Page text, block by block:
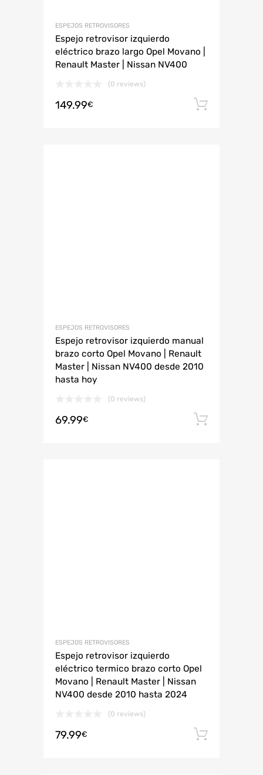
ESPEJOS RETROVISORES
Espejo retrovisor izquierdo
eléctrico brazo largo Opel Movano |
Renault Master | Nissan NV400
(0 reviews)
149.99€
ESPEJOS RETROVISORES
Espejo retrovisor izquierdo manual
brazo corto Opel Movano | Renault
Master | Nissan NV400 desde 2010
hasta hoy
(0 reviews)
69.99€
ESPEJOS RETROVISORES
Espejo retrovisor izquierdo
eléctrico termico brazo corto Opel
Movano | Renault Master | Nissan
NV400 desde 2010 hasta 2024
(0 reviews)
79.99€